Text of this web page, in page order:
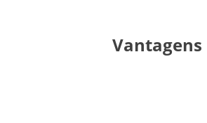
Vantagens